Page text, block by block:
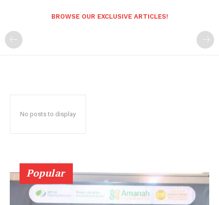
BROWSE OUR EXCLUSIVE ARTICLES!
No posts to display
Popular